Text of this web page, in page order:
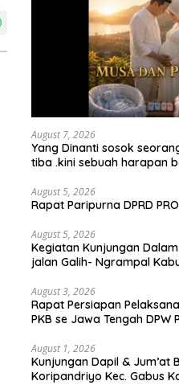
August 7, 2026
Yang Dinanti sosok
tiba .kini sebuah harapan
menciptakan lagu Untuk si
berjudul Musa & Princes.
August 5, 2026
Rapat Paripurna DPRD
August 5, 2026
Kegiatan Kunjungan
jalan Galih- Ngrampal
August 3, 2026
Rapat Persiapan
PKB se Jawa Tengah DPW
August 1, 2026
Kunjungan Dapil & Jum’at
Koripandriyo Kec. Gabus